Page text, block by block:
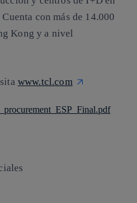
con más de 14.000
Kong y a nivel
www.tcl.com